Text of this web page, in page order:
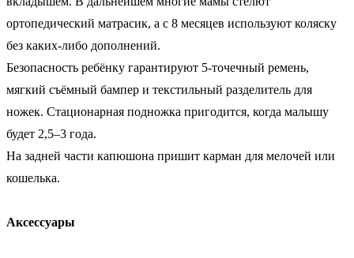
ортопедический матрасик, а с 8 месяцев используют коляску
без каких-либо дополнений.
Безопасность ребёнку гарантируют 5-точечный ремень,
мягкий съёмный бампер и текстильный разделитель для
ножек. Стационарная подножка пригодится, когда малышу
будет 2,5–3 года.
На задней части капюшона пришит карман для мелочей или
кошелька.
Аксессуары